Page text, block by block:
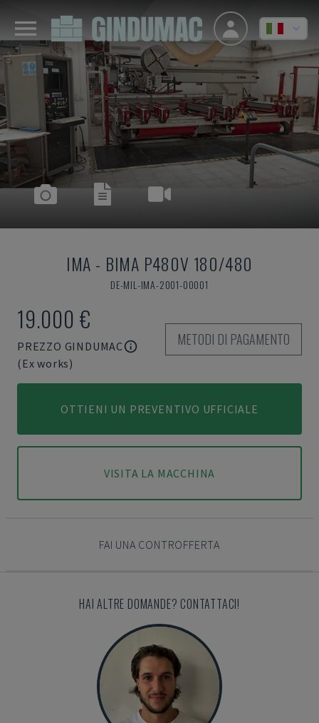
IMA - BIMA P480V 180/480
DE-MIL-IMA-2001-00001
19.000 €
PREZZO GINDUMAC
(Ex works)
METODI DI PAGAMENTO
OTTIENI UN PREVENTIVO UFFICIALE
VISITA LA MACCHINA
FAI UNA CONTROFFERTA
HAI ALTRE DOMANDE? CONTATTACI!